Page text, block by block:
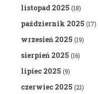
listopad 2025 (18)
październik 2025 (17)
wrzesień 2025 (19)
sierpień 2025 (16)
lipiec 2025 (9)
czerwiec 2025 (21)